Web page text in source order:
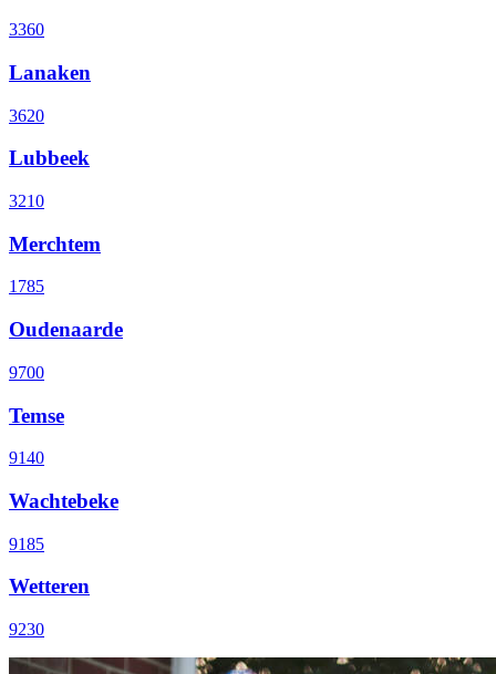
3360
Lanaken
3620
Lubbeek
3210
Merchtem
1785
Oudenaarde
9700
Temse
9140
Wachtebeke
9185
Wetteren
9230